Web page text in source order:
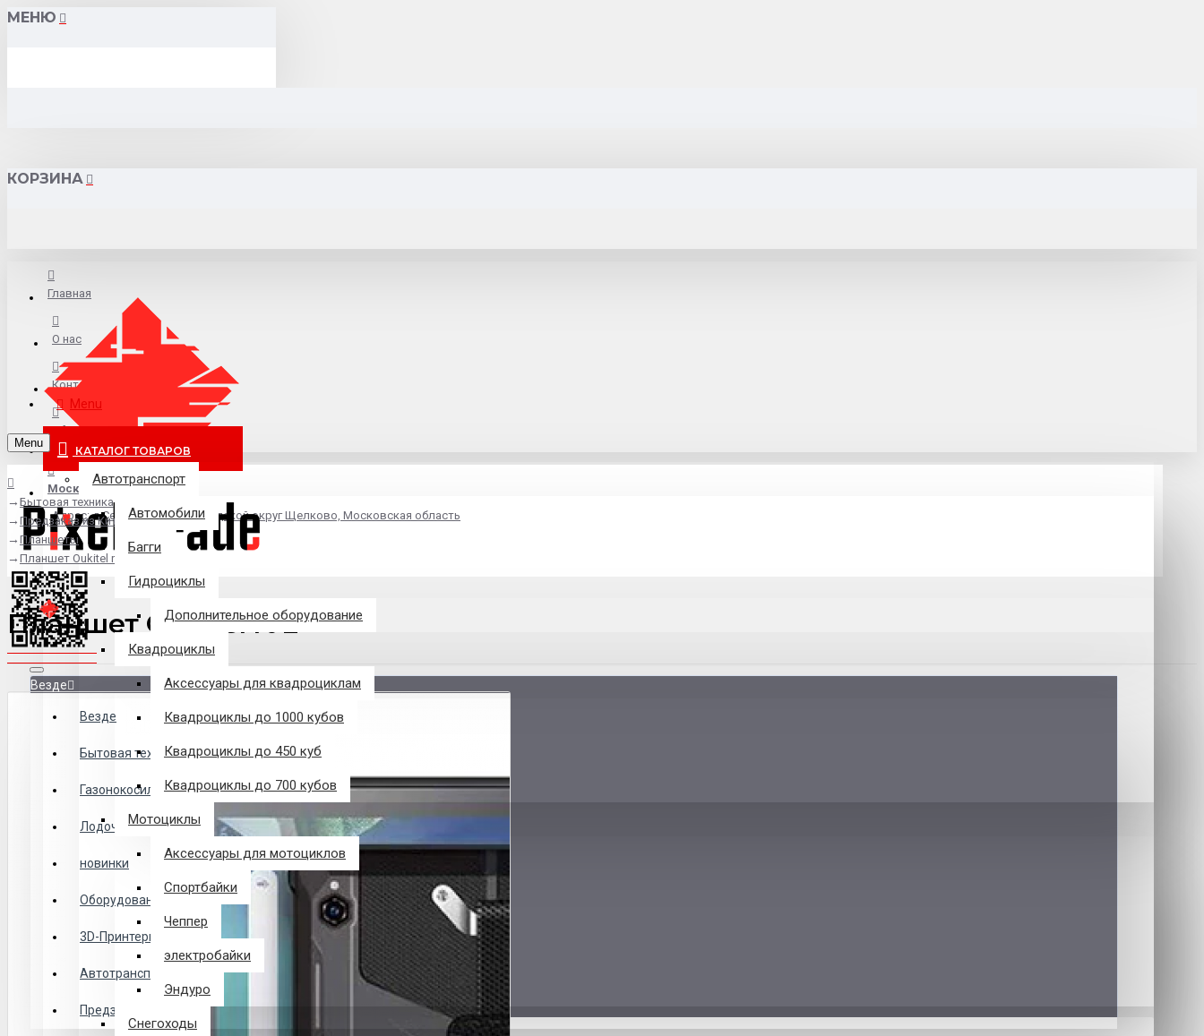
МЕНЮ
КОРЗИНА
Главная
О нас
Контакты
info@pixel-trade.ru
Москва
Адрес: д.Серково, вл1А, городской округ Щелково, Московская область
Везде
Везде
Бытовая техника
Газонокосилки
Лодочные Моторы
новинки
Оборудование
3D-Принтеры
Автотранспорт
Предзаказ из Китая
Филиалы
Закладки
0 товар(ов) - 0 р.
В корзине пусто!
Menu
КАТАЛОГ ТОВАРОВ
Автотранспорт
Автомобили
Багги
Гидроциклы
Дополнительное оборудование
Квадроциклы
Аксессуары для квадроциклам
Квадроциклы до 1000 кубов
Квадроциклы до 450 куб
Квадроциклы до 700 кубов
Мотоциклы
Аксессуары для мотоциклов
Спортбайки
Чеппер
электробайки
Эндуро
Снегоходы
Menu
Бытовая техника
Предзаказ из Китая
Планшеты
Планшет Oukitel rt 2
Планшет Oukitel rt 2